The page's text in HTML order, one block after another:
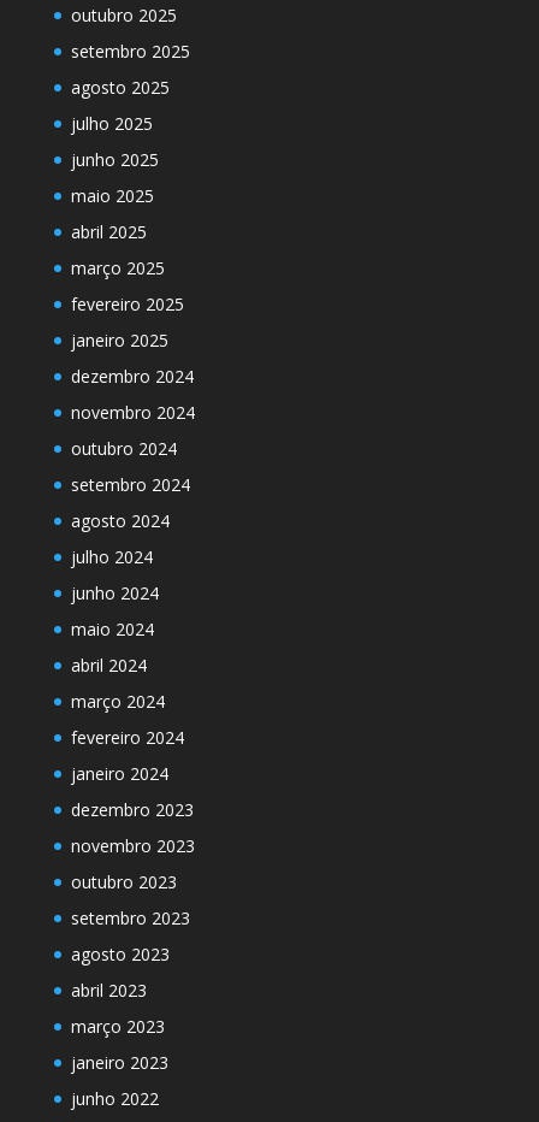
outubro 2025
setembro 2025
agosto 2025
julho 2025
junho 2025
maio 2025
abril 2025
março 2025
fevereiro 2025
janeiro 2025
dezembro 2024
novembro 2024
outubro 2024
setembro 2024
agosto 2024
julho 2024
junho 2024
maio 2024
abril 2024
março 2024
fevereiro 2024
janeiro 2024
dezembro 2023
novembro 2023
outubro 2023
setembro 2023
agosto 2023
abril 2023
março 2023
janeiro 2023
junho 2022